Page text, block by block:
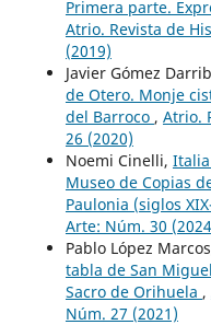
Primera parte.
Atrio. Revista de
(2019)
Javier Gómez
de Otero. Monje
del Barroco , Atrio.
26 (2020)
Noemi Cinelli,
Museo de Copias
Paulonia (siglos
Arte: Núm. 30
Pablo López
tabla de San
Sacro de Orihuela ,
Núm. 27 (2021)